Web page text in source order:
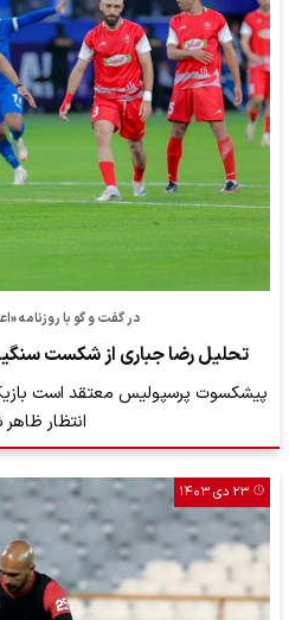
در گفت و گو با روزنامه
تحلیل رضا جباری از شکست
پیشکسوت پرسپولیس معتقد است
انتظار
۲۳ دی ۱۴۰۳